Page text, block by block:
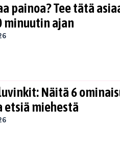
painoa? Tee tätä
minuutin ajan
Näitä 6
etsiä miehestä